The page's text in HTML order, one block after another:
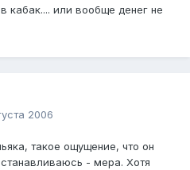
кабак.... или вообще денег не
2006
такое ощущение, что он
- мера. Хотя